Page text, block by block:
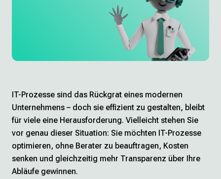
IT-Prozesse sind das Rückgrat eines modernen
Unternehmens – doch sie effizient zu gestalten, bleibt
für viele eine Herausforderung. Vielleicht stehen Sie
vor genau dieser Situation: Sie möchten IT-Prozesse
optimieren, ohne Berater zu beauftragen, Kosten
senken und gleichzeitig mehr Transparenz über Ihre
Abläufe gewinnen.